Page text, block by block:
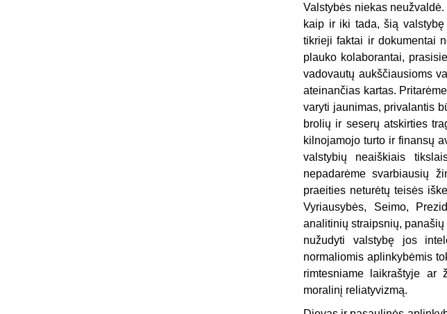
Valstybės niekas
kaip ir iki tada, šią
tikrieji faktai ir dokumentai
plauko kolaborantai,
vadovautų aukščiausioms
ateinančias kartas.
varyti jaunimas, privalantis
brolių ir seserų atskirties
kilnojamojo turto ir finansų
valstybių neaiškiais
nepadarėme svarbiausių
praeities neturėtų teisės
Vyriausybės, Seimo,
analitinių straipsnių,
nužudyti valstybę jos
normaliomis aplinkybėmis
rimtesniame laikraštyje ar
moralinį reliatyvizmą.